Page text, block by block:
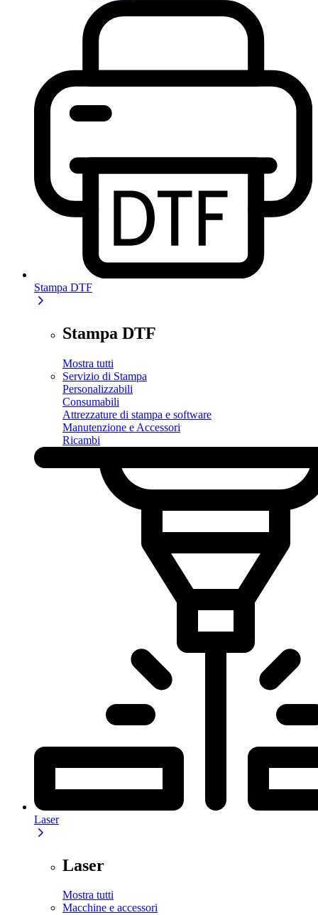
Stampa DTF
Stampa DTF
Mostra tutti
Servizio di Stampa
Personalizzabili
Consumabili
Attrezzature di stampa e software
Manutenzione e Accessori
Ricambi
Laser
Laser
Mostra tutti
Macchine e accessori